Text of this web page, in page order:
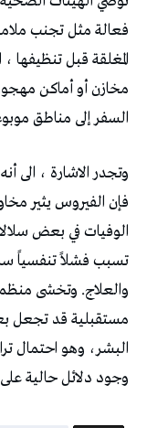
فعالة مثل تجنب
المغلقة قبل تنظيفها
مخازن أو أماكن
السفر إلى مناطق
وتجدر الاشارة ، الى
فإن الفيروس يثير
الوفيات في بعض
تسبب فشلاً تنفسياً
والعلاج. وتخشى
مستقبلية قد تجعل
البشر، وهو احتمال
وجود دلائل حالية